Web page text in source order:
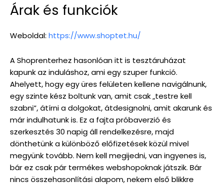
Árak és funkciók
Weboldal: https://www.shoptet.hu/
A Shoprenterhez hasonlóan itt is tesztáruházat
kapunk az induláshoz, ami egy szuper funkció.
Ahelyett, hogy egy üres felületen kellene navigálnunk,
egy szinte kész boltunk van, amit csak „testre kell
szabni”, átírni a dolgokat, átdesignolni, amit akarunk és
már indulhatunk is. Ez a fajta próbaverzió és
szerkesztés 30 napig áll rendelkezésre, majd
dönthetünk a különböző előfizetések közül mivel
megyünk tovább. Nem kell megijedni, van ingyenes is,
bár ez csak pár termékes webshopoknak játszik. Bár
nincs összehasonlítási alapom, nekem első blikkre